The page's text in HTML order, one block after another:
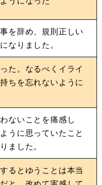
を辞め、規則正しい
なりました。
た。なるべくイライ
ちを忘れないように
ないことを痛感し
うに思っていたこと
ました。
るとゆうことは本当